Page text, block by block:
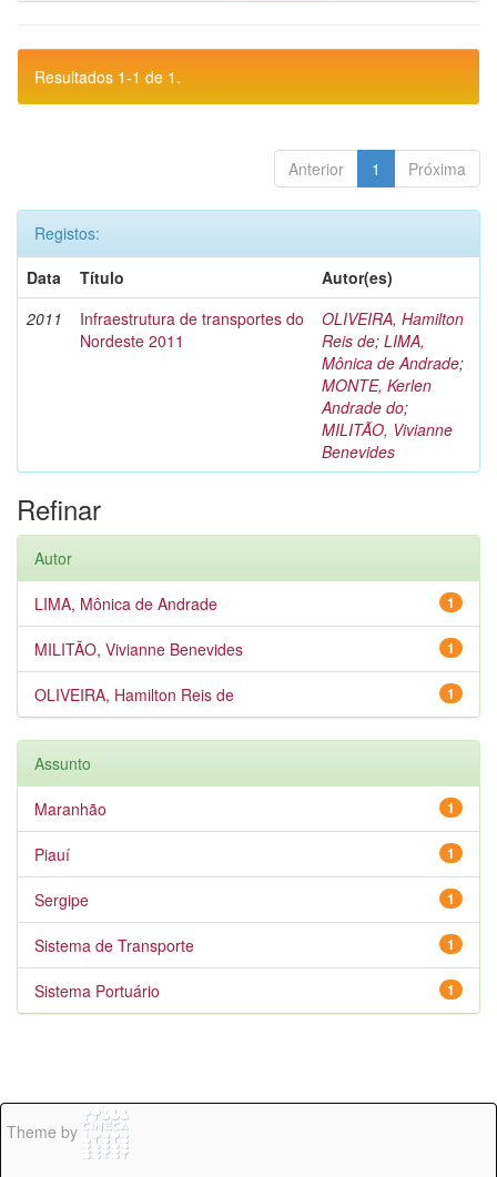
Resultados 1-1 de 1.
Anterior 1 Próxima
Registos:
Data
Título
Autor(es)
2011
Infraestrutura de transportes do
Nordeste 2011
OLIVEIRA, Hamilton
Reis de; LIMA,
Mônica de Andrade;
MONTE, Kerlen
Andrade do;
MILITÃO, Vivianne
Benevides
Refinar
Autor
1
LIMA, Mônica de Andrade
1
MILITÃO, Vivianne Benevides
1
OLIVEIRA, Hamilton Reis de
Assunto
1
Maranhão
1
Piauí
1
Sergipe
1
Sistema de Transporte
1
Sistema Portuário
Theme by